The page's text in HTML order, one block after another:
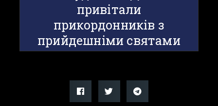
привітали
прикордонників з
прийдешніми святами